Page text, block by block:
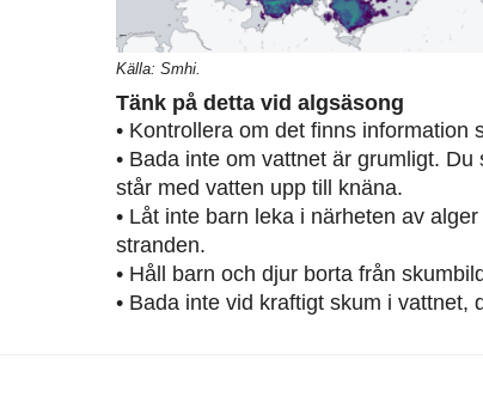
Källa: Smhi.
Tänk på detta vid algsäsong
• Kontrollera om det finns information
• Bada inte om vattnet är grumligt.
står med vatten upp till knäna.
• Låt inte barn leka i närheten av
stranden.
• Håll barn och djur borta från
• Bada inte vid kraftigt skum i vattnet,